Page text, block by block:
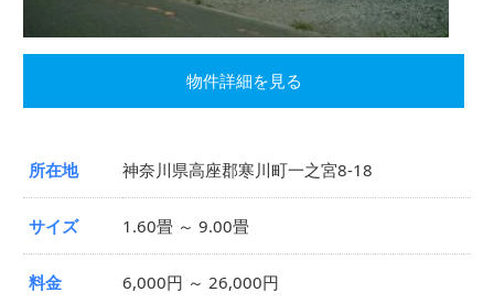
物件詳細を見る
所在地 神奈川県高座郡寒川町一之宮8-18
サイズ 1.60畳 ～ 9.00畳
料金 6,000円 ～ 26,000円